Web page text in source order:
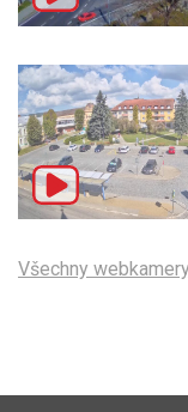
Všechny